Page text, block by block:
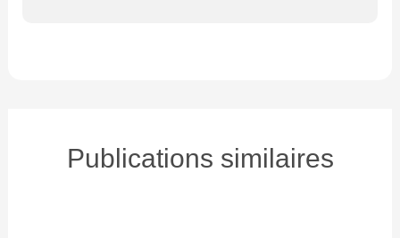
Publications similaires